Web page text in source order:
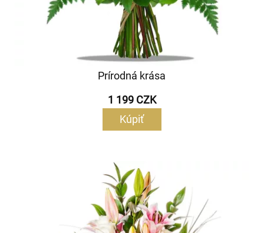
Prírodná krása
1 199 CZK
Kúpiť